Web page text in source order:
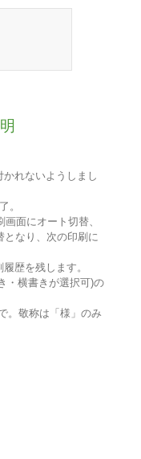
かれないようしまし
。
面にオート切替、
となり、次の印刷に
歴を残します。
・横書きが選択可)の
。敬称は「様」のみ